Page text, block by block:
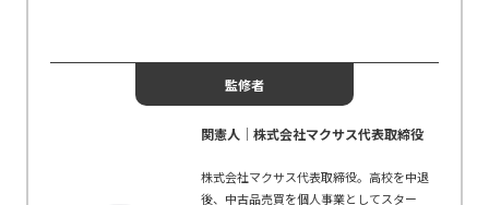
監修者
関憲人│株式会社マクサス代表取締役
株式会社マクサス代表取締役。高校を中退
後、中古品売買を個人事業としてスター